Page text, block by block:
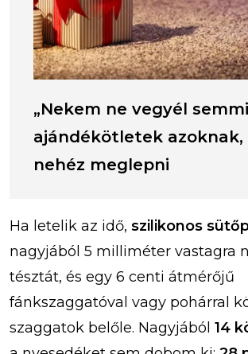
„Nekem ne vegyél
ajándékötletek
nehéz meglepni
Ha letelik az idő, szilikonos
nagyjából 5 milliméter vastagra
tésztát, és egy 6 centi átmérőjű
fánkszaggatóval vagy pohárral
szaggatok belőle. Nagyjából 14